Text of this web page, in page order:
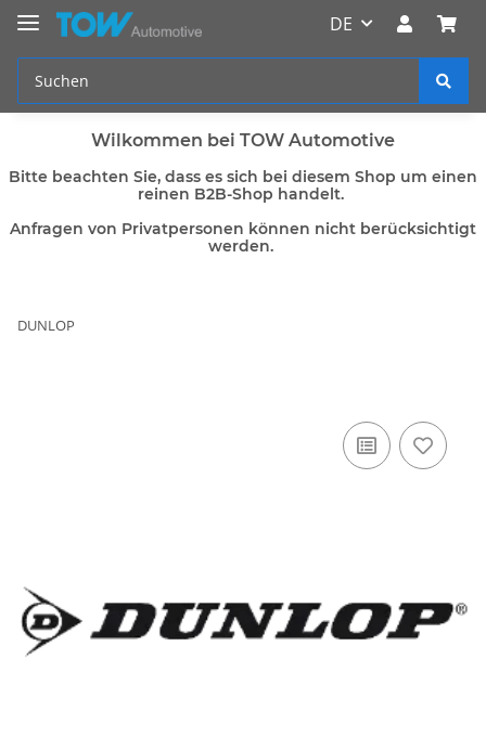
DE
Wilkommen bei TOW Automotive
Bitte beachten Sie, dass es sich bei diesem Shop um einen
reinen B2B-Shop handelt.
Anfragen von Privatpersonen können nicht berücksichtigt
werden.
DUNLOP